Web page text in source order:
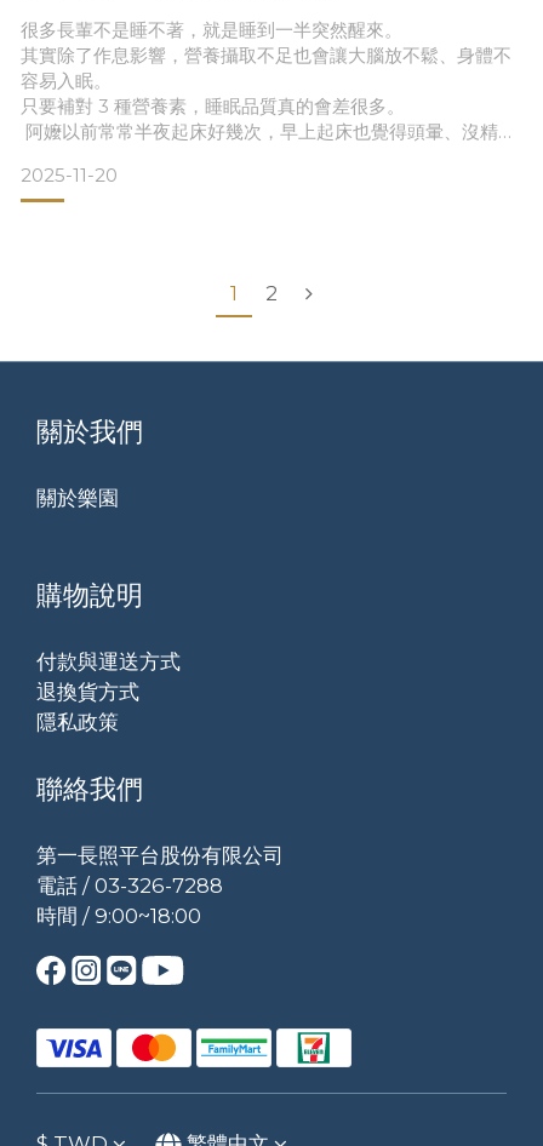
很多長輩不是睡不著，就是睡到一半突然醒來。
其實除了作息影響，營養攝取不足也會讓大腦放不鬆、身體不
容易入眠。
只要補對 3 種營養素，睡眠品質真的會差很多。
阿嬤以前常常半夜起床好幾次，早上起床也覺得頭暈、沒精
後來我開始幫她調整飲食，補充會「幫助入睡」的營養素，睡
眠品質真的改善好多。
① 鎂｜放鬆肌肉、穩定神經鎂是「身體放鬆」的重要營養
素，能安定神經、放鬆肌肉。
2025-11-20
1 2
關於我們
關於樂園
購物說明
付款與運送方式
退換貨方式
隱私政策
聯絡我們
第一長照平台股份有限公司
電話 / 03-326-7288
時間 / 9:00~18:00